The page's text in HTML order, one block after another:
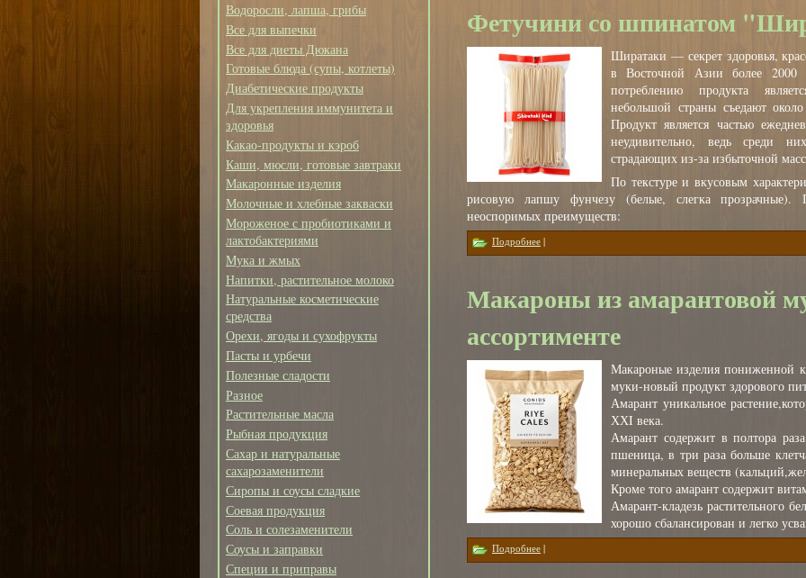
Водоросли, лапша, грибы
Все для выпечки
Все для диеты Дюкана
Готовые блюда (супы, котлеты)
Диабетические продукты
Для укрепления иммунитета и
здоровья
Какао-продукты и кэроб
Каши, мюсли, готовые завтраки
Макаронные изделия
Молочные и хлебные закваски
Мороженое с пробиотиками и
лактобактериями
Мука и жмых
Напитки, растительное молоко
Натуральные косметические
средства
Орехи, ягоды и сухофрукты
Пасты и урбечи
Полезные сладости
Разное
Растительные масла
Рыбная продукция
Сахар и натуральные
сахарозаменители
Сиропы и соусы сладкие
Соевая продукция
Соль и солезаменители
Соусы и заправки
Специи и приправы
Фетучини со шпинатом
Ширатаки — секрет здоровья,
в Восточной Азии более
потреблению продукта
небольшой страны съедают
Продукт является частью
неудивительно, ведь среди
страдающих из-за избыточной
По текстуре и вкусовым
рисовую лапшу фунчезу (белые, слегка
неоспоримых преимуществ:
Подробнее о Фетучини со шпинатом "Ширатаки"
|
Макароны из амарантовой
ассортименте
Макароные изделия пониженной
муки-новый продукт здорового
Амарант уникальное
ХХI века.
Амарант содержит в полтора
пшеница, в три раза больше
минеральных веществ
Кроме того амарант содержит
Амарант-кладезь растительного
хорошо сбалансирован и легко
Подробнее о Макароны из амарантовой муки в ассортименте
|